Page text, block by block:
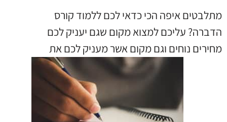
מתלבטים איפה הכי כדאי לכם ללמוד קורס
הדברה? עליכם למצוא מקום שגם יעניק לכם
מחירים נוחים וגם מקוםאשר מעניק לכם את